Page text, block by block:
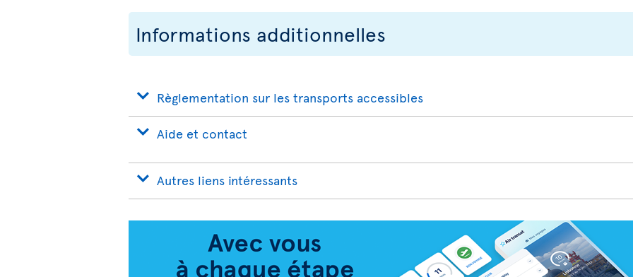
Informations additionnelles
Règlementation sur les transports accessibles
Aide et contact
Autres liens intéressants